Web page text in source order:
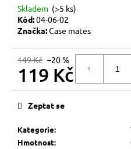
Skladem (>5 ks)
Kód:04-06-02
Značka:Case mates
149 Kč –20 %
119 Kč
Měrná
Kategorie:
Hmotnost:
Zeptat se
HLEDAT
D
p
o